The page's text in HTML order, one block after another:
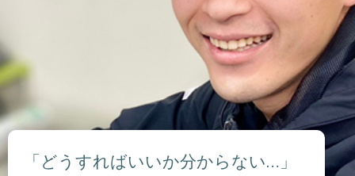
「どうすればいいか分からない…」